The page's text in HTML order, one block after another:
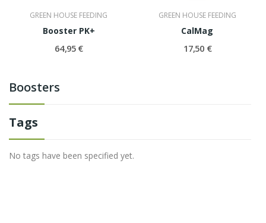
Boosters
Tags
No tags have been specified yet.
GREEN HOUSE FEEDING
Booster PK+
64,95 €
GREEN HOUSE FEEDING
CalMag
17,50 €